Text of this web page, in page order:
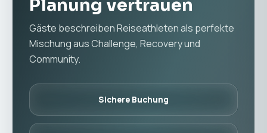
Planung vertrauen
Gäste beschreiben Reiseathleten als perfekte
Mischung aus Challenge, Recovery und
Community.
Sichere Buchung